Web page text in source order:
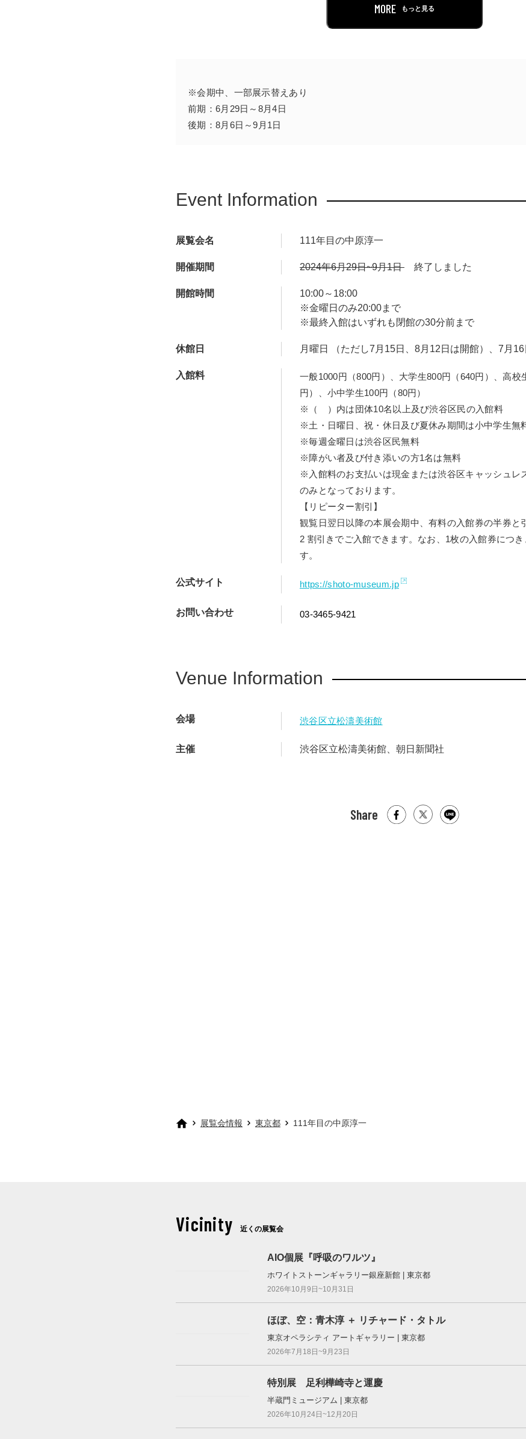
ゆ』、『女の部屋』などの雑誌を手がけていきました。
たこれらのクリエイションの数々を通じて、今もなお色褪せることのない魅力を紹介
MORE もっと見る
※会期中、一部展示替えあり
前期：6月29日～8月4日
後期：8月6日～9月1日
Event Information
展覧会名 111年目の中原淳一
開催期間 2024年6月29日~9月1日 終了しました
開館時間
10:00～18:00
※金曜日のみ20:00まで
※最終入館はいずれも閉館の30分前まで
休館日 月曜日 （ただし7月15日、8月12日は開館）、7月16
入館料
一般1000円（800円）、大学生800円（640円）、高校
円）、小中学生100円（80円）
※（ ）内は団体10名以上及び渋谷区民の入館料
※土・日曜日、祝・休日及び夏休み期間は小中学生無
※毎週金曜日は渋谷区民無料
※障がい者及び付き添いの方1名は無料
※入館料のお支払いは現金または渋谷区キャッシュレ
のみとなっております。
【リピーター割引】
観覧日翌日以降の本展会期中、有料の入館券の半券と
2 割引きでご入館できます。なお、1枚の入館券につ
す。
公式サイト https://shoto-museum.jp
お問い合わせ 03-3465-9421
Venue Information
会場 渋谷区立松濤美術館
主催 渋谷区立松濤美術館、朝日新聞社
Share
展覧会情報 東京都 111年目の中原淳一
Vicinity 近くの展覧会
AIO個展『呼吸のワルツ』
ホワイトストーンギャラリー銀座新館 | 東京都
2026年10月9日~10月31日
ほぼ、空：⻘⽊淳 ＋ リチャード・タトル
東京オペラシティ アートギャラリー | 東京都
2026年7月18日~9月23日
特別展 足利樺崎寺と運慶
半蔵門ミュージアム | 東京都
2026年10月24日~12月20日